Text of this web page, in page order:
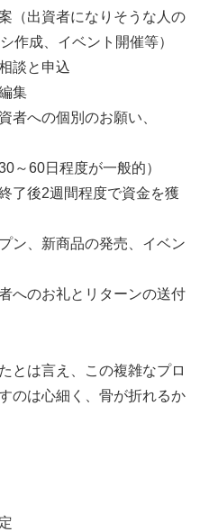
出資者になりそうな人の
作成、イベント開催等）
談と申込
集
への個別のお願い、
60日程度が一般的）
後2週間程度で資金を獲
、新商品の発売、イベン
のお礼とリターンの送付
とは言え、この複雑なプロ
のは心細く、骨が折れるか